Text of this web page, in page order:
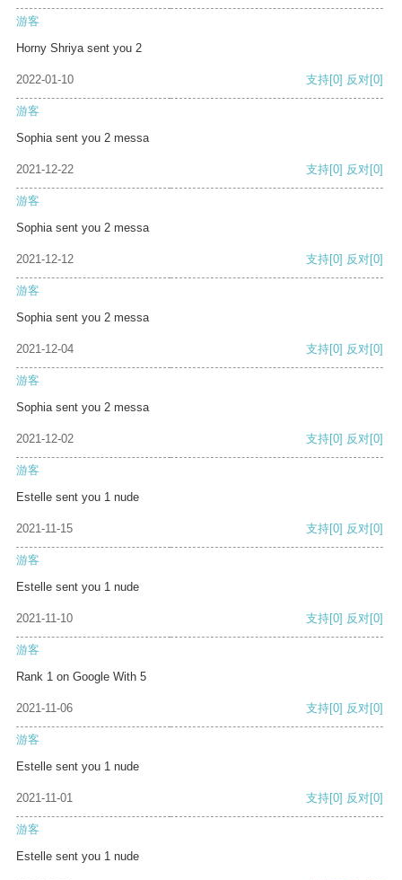
游客
Horny Shriya sent you 2
2022-01-10 支持[0] 反对[0]
游客
Sophia sent you 2 messa
2021-12-22 支持[0] 反对[0]
游客
Sophia sent you 2 messa
2021-12-12 支持[0] 反对[0]
游客
Sophia sent you 2 messa
2021-12-04 支持[0] 反对[0]
游客
Sophia sent you 2 messa
2021-12-02 支持[0] 反对[0]
游客
Estelle sent you 1 nude
2021-11-15 支持[0] 反对[0]
游客
Estelle sent you 1 nude
2021-11-10 支持[0] 反对[0]
游客
Rank 1 on Google With 5
2021-11-06 支持[0] 反对[0]
游客
Estelle sent you 1 nude
2021-11-01 支持[0] 反对[0]
游客
Estelle sent you 1 nude